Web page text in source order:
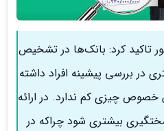
تاکید کرد: بانک‌ها در تشخیص
در بررسی پیشینه افراد داشته
خصوص چیزی کم ندارد. در ارائه
بیشتری شود چراکه در